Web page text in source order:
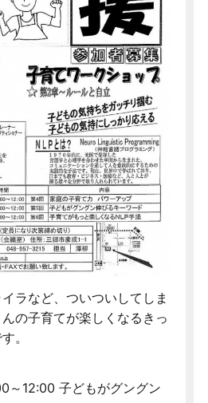
ラなど、ついついしてしま
の子育てが楽しくなるきっ
。
～12:00 子どもがグングン